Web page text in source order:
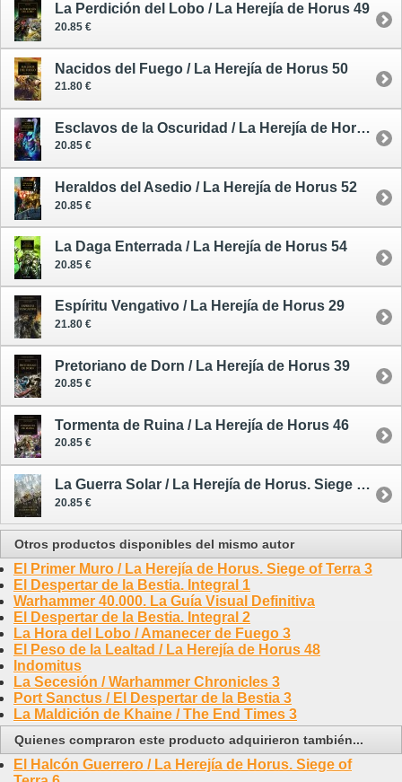
La Perdición del Lobo / La Herejía de Horus 49
20.85 €
Nacidos del Fuego / La Herejía de Horus 50
21.80 €
Esclavos de la Oscuridad / La Herejía de Horus 51
20.85 €
Heraldos del Asedio / La Herejía de Horus 52
20.85 €
La Daga Enterrada / La Herejía de Horus 54
20.85 €
Espíritu Vengativo / La Herejía de Horus 29
21.80 €
Pretoriano de Dorn / La Herejía de Horus 39
20.85 €
Tormenta de Ruina / La Herejía de Horus 46
20.85 €
La Guerra Solar / La Herejía de Horus. Siege of Terra 1
20.85 €
Otros productos disponibles del mismo autor
El Primer Muro / La Herejía de Horus. Siege of Terra 3
El Despertar de la Bestia. Integral 1
Warhammer 40.000. La Guía Visual Definitiva
El Despertar de la Bestia. Integral 2
La Hora del Lobo / Amanecer de Fuego 3
El Peso de la Lealtad / La Herejía de Horus 48
Indomitus
La Secesión / Warhammer Chronicles 3
Port Sanctus / El Despertar de la Bestia 3
La Maldición de Khaine / The End Times 3
Quienes compraron este producto adquirieron también...
El Halcón Guerrero / La Herejía de Horus. Siege of